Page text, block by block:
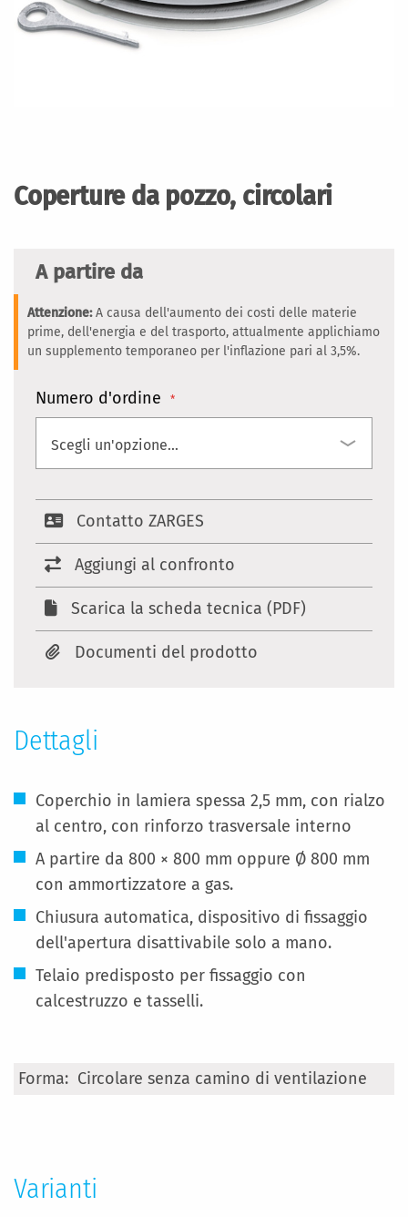
Coperture da pozzo, circolari
A partire da
Attenzione:A causa dell'aumento dei costi delle materie
prime, dell'energia e del trasporto, attualmente applichiamo
un supplemento temporaneo per l'inflazione pari al 3,5%.
Numero d'ordine
Contatto ZARGES
Aggiungi al confronto
Scarica la scheda tecnica (PDF)
Documenti del prodotto
galleria
Dettagli
Coperchio in lamiera spessa 2,5 mm, con rialzo
al centro, con rinforzo trasversale interno
A partire da 800 × 800 mm oppure Ø 800 mm
con ammortizzatore a gas.
Chiusura automatica, dispositivo di fissaggio
dell'apertura disattivabile solo a mano.
Telaio predisposto per fissaggio con
calcestruzzo e tasselli.
Maggiori Circolare senza camino di ventilazione
Varianti